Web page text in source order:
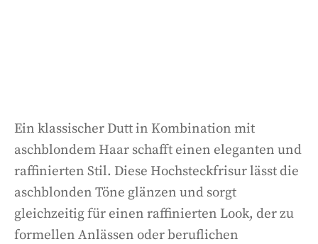
Ein klassischer Dutt in Kombination mit
aschblondem Haar schafft einen eleganten und
raffinierten Stil. Diese Hochsteckfrisur lässt die
aschblonden Töne glänzen und sorgt
gleichzeitig für einen raffinierten Look, der zu
formellen Anlässen oder beruflichen